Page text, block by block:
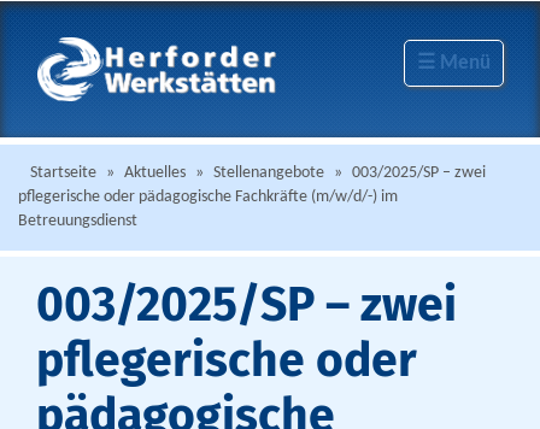
☰ Menü
Startseite » Aktuelles » Stellenangebote »
003/2025/SP – zwei
pflegerische oder pädagogische Fachkräfte (m/w/d/-) im
Betreuungsdienst
003/2025/SP – zwei
pflegerische oder
pädagogische